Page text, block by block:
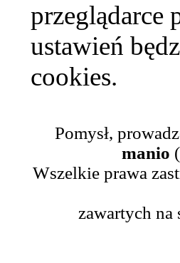
przeglądarce
ustawień
cookies.
Pomysł,
manio
Wszelkie prawa
zawartych